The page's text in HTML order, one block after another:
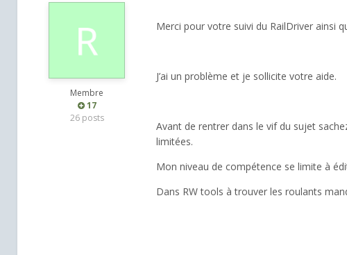
Membre
17
26 posts
Merci pour votre suivi du RailDriver ainsi
J’ai un problème et je sollicite votre aide.
Avant de rentrer dans le vif du sujet
limitées.
Mon niveau de compétence se limite à
Dans RW tools à trouver les roulants